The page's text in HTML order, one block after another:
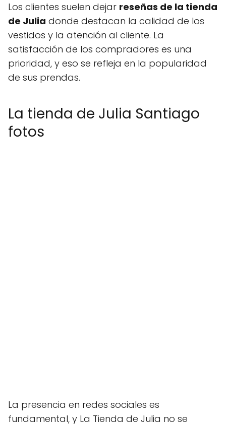
Los clientes suelen dejar reseñas de la tienda
de Julia donde destacan la calidad de los
vestidos y la atención al cliente. La
satisfacción de los compradores es una
prioridad, y eso se refleja en la popularidad
de sus prendas.
La tienda de Julia Santiago
fotos
La presencia en redes sociales es
fundamental, y La Tienda de Julia no se